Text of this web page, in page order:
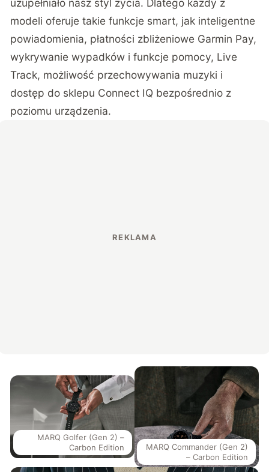
modeli oferuje takie funkcje smart, jak inteligentne
powiadomienia, płatności zbliżeniowe Garmin Pay,
wykrywanie wypadków i funkcje pomocy, Live
Track, możliwość przechowywania muzyki i
dostęp do sklepu Connect IQ bezpośrednio z
poziomu urządzenia.
MARQ Golfer (Gen 2) –
Carbon Edition
MARQ Commander (Gen 2)
– Carbon Edition